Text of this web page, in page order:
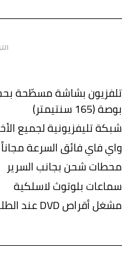
بوصة (165 سنتيمتر)
شبكة تليفزيونية لجميع
واي فاي فائق السرعة مجاناً
محطات شحن بجانب السرير
سماعات بلوتوث لاسلكية
مشغل أقراص DVD عند الطلب